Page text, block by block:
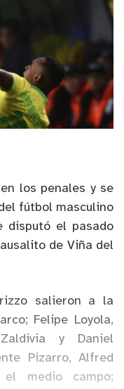
los penales y se
fútbol masculino
disputó el pasado
de Viña del
salieron a la
Felipe Loyola,
y Daniel
Pizarro, Alfred
medio campo;